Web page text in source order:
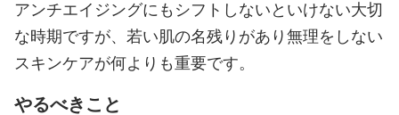
アンチエイジングにもシフトしないといけない大切
な時期ですが、若い肌の名残りがあり無理をしない
スキンケアが何よりも重要です。
やるべきこと